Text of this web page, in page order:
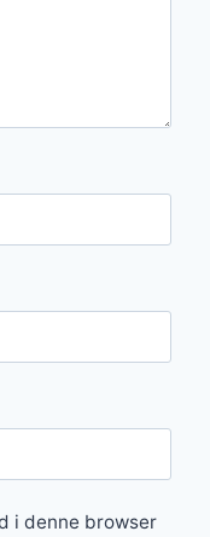
i denne browser